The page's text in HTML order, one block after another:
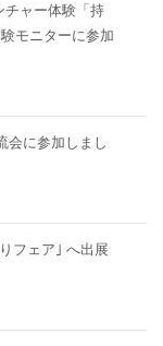
チャー体験「持
モニターに参加
会に参加しまし
フェア｣ へ出展